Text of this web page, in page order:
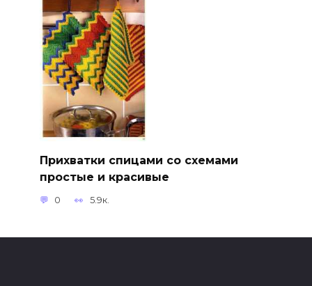
Прихватки спицами со схемами
простые и красивые
0 5.9к.